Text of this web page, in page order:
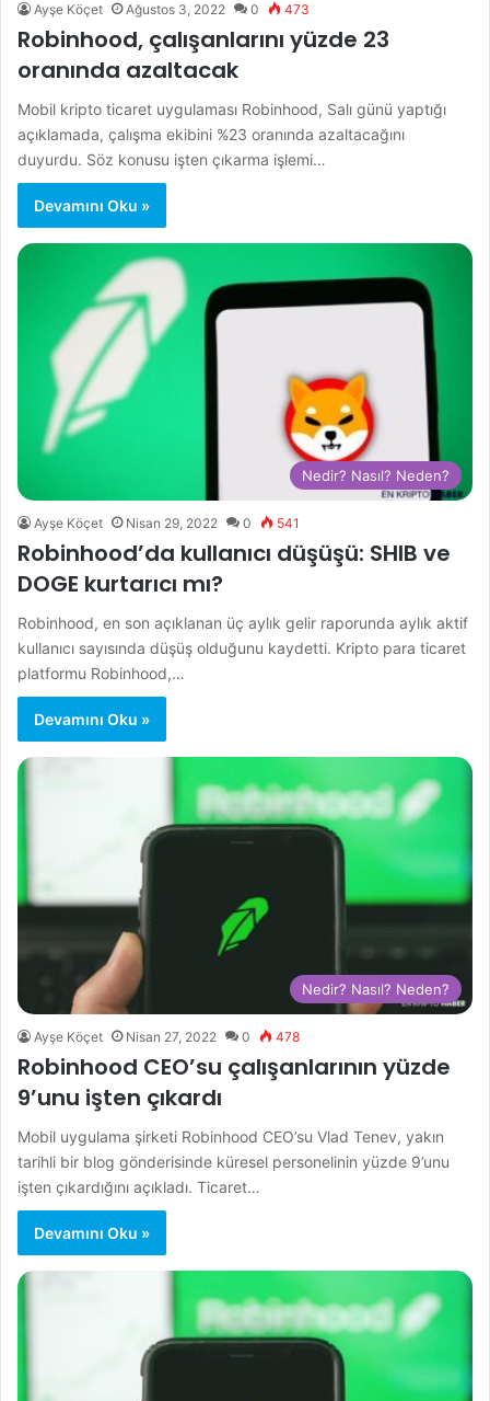
Ayşe Köçet Ağustos 3, 2022 0 473
Robinhood, çalışanlarını yüzde 23
oranında azaltacak
Mobil kripto ticaret uygulaması Robinhood, Salı günü yaptığı
açıklamada, çalışma ekibini %23 oranında azaltacağını
duyurdu. Söz konusu işten çıkarma işlemi…
Devamını Oku »
Nedir? Nasıl? Neden?
Ayşe Köçet Nisan 29, 2022 0 541
Robinhood’da kullanıcı düşüşü: SHIB ve
DOGE kurtarıcı mı?
Robinhood, en son açıklanan üç aylık gelir raporunda aylık aktif
kullanıcı sayısında düşüş olduğunu kaydetti. Kripto para ticaret
platformu Robinhood,…
Devamını Oku »
Nedir? Nasıl? Neden?
Ayşe Köçet Nisan 27, 2022 0 478
Robinhood CEO’su çalışanlarının yüzde
9’unu işten çıkardı
Mobil uygulama şirketi Robinhood CEO’su Vlad Tenev, yakın
tarihli bir blog gönderisinde küresel personelinin yüzde 9’unu
işten çıkardığını açıkladı. Ticaret…
Devamını Oku »